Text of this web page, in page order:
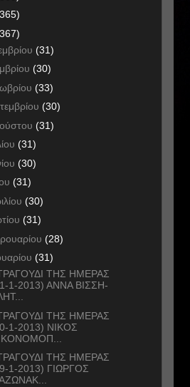
(31)
(30)
(33)
(30)
(31)
(31)
(30)
(31)
(30)
(31)
(28)
(31)
ΤΗΣ ΗΜΕΡΑΣ
1-2013) ΑΝΝΑ ΒΙΣΣΗ-
ΤΗΣ ΗΜΕΡΑΣ
1-2013) ΝΙΚΟΣ
ΤΗΣ ΗΜΕΡΑΣ
1-2013) ΓΙΩΡΓΟΣ